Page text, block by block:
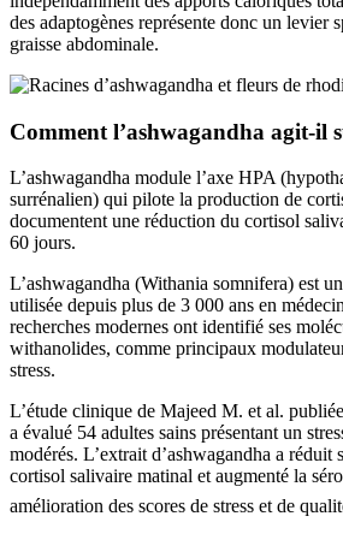
des adaptogènes représente donc un levier
graisse abdominale.
Comment l’ashwagandha agit-il
L’ashwagandha module l’axe HPA
surrénalien) qui pilote la production de
documentent une réduction du cortisol
60 jours.
L’ashwagandha (Withania somnifera) est
utilisée depuis plus de 3 000 ans en
recherches modernes ont identifié ses
withanolides, comme principaux
stress.
L’étude clinique de Majeed M. et al.
a évalué 54 adultes sains présentant un
modérés. L’extrait d’ashwagandha a
cortisol salivaire matinal et augmenté la
amélioration des scores de stress et de